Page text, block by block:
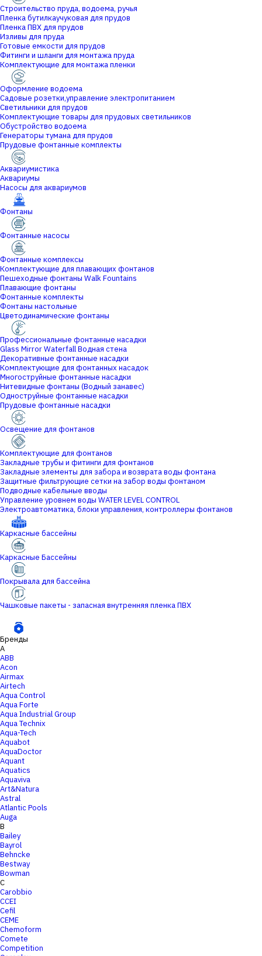
Строительство пруда, водоема, ручья
Пленка бутилкаучуковая для прудов
Пленка ПВХ для прудов
Изливы для пруда
Готовые емкости для прудов
Фитинги и шланги для монтажа пруда
Комплектующие для монтажа пленки
Оформление водоема
Садовые розетки,управление электропитанием
Светильники для прудов
Комплектующие товары для прудовых светильников
Обустройство водоема
Генераторы тумана для прудов
Прудовые фонтанные комплекты
Аквариумистика
Аквариумы
Насосы для аквариумов
Фонтаны
Фонтанные насосы
Фонтанные комплексы
Комплектующие для плавающих фонтанов
Пешеходные фонтаны Walk Fountains
Плавающие фонтаны
Фонтанные комплекты
Фонтаны настольные
Цветодинамические фонтаны
Профессиональные фонтанные насадки
Glass Mirror Waterfall Водная стена
Декоративные фонтанные насадки
Комплектующие для фонтанных насадок
Многоструйные фонтанные насадки
Нитевидные фонтаны (Водный занавес)
Одноструйные фонтанные насадки
Прудовые фонтанные насадки
Освещение для фонтанов
Комплектующие для фонтанов
Закладные трубы и фитинги для фонтанов
Закладные элементы для забора и возврата воды фонтана
Защитные фильтрующие сетки на забор воды фонтаном
Подводные кабельные вводы
Управление уровнем воды WATER LEVEL CONTROL
Электроавтоматика, блоки управления, контроллеры фонтанов
Каркасные бассейны
Каркасные Бассейны
Покрывала для бассейна
Чашковые пакеты - запасная внутренняя пленка ПВХ
Бренды
A
ABB
Acon
Airmax
Airtech
Aqua Control
Aqua Forte
Aqua Industrial Group
Aqua Technix
Aqua-Tech
Aquabot
AquaDoctor
Aquant
Aquatics
Aquaviva
Art&Natura
Astral
Atlantic Pools
Auga
B
Bailey
Bayrol
Behncke
Bestway
Bowman
C
Carobbio
CCEI
Cefil
CEME
Chemoform
Comete
Competition